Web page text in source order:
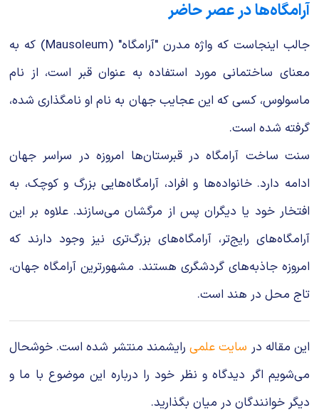
آرامگاه‌ها در عصر حاضر
جالب اینجاست که واژه مدرن "آرامگاه" (Mausoleum) که به
معنای ساختمانی مورد استفاده به عنوان قبر است، از نام
ماسولوس، کسی که این عجایب جهان به نام او نامگذاری شده،
گرفته شده است.
سنت ساخت آرامگاه در قبرستان‌ها امروزه در سراسر جهان
ادامه دارد. خانواده‌ها و افراد، آرامگاه‌هایی بزرگ و کوچک، به
افتخار خود یا دیگران پس از مرگشان می‌سازند. علاوه بر این
آرامگاه‌های رایج‌تر، آرامگاه‌های بزرگ‌تری نیز وجود دارند که
امروزه جاذبه‌های گردشگری هستند. مشهورترین آرامگاه جهان،
تاج محل در هند است.
این مقاله در سایت علمیرایشمند منتشر شده است. خوشحال
می‌شویم اگر دیدگاه و نظر خود را درباره این موضوع با ما و
دیگر خوانندگان در میان بگذارید.